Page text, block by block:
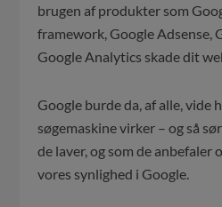
brugen af produkter som
framework, Google Adsense,
Google Analytics skade dit
Google burde da, af alle, vide
søgemaskine virker – og så
de laver, og som de anbefaler
vores synlighed i Google.